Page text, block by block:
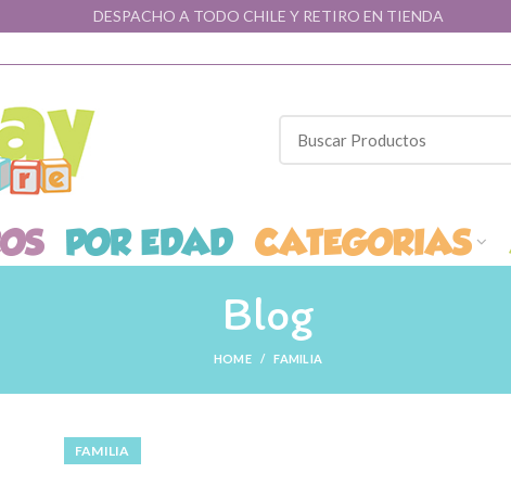
Blog
HOME FAMILIA
FAMILIA
DESPACHO A TODO CHILE Y RETIRO EN TIENDA